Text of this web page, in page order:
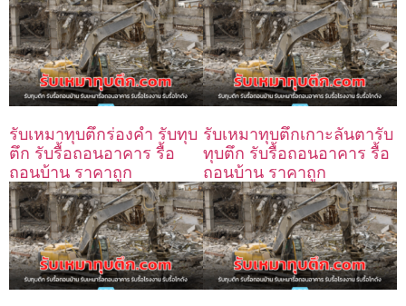
รับเหมาทุบตึกร่องคำ รับทุบ
ตึก รับรื้อถอนอาคาร รื้อ
ถอนบ้าน ราคาถูก
รับเหมาทุบตึกเกาะลันตารับ
ทุบตึก รับรื้อถอนอาคาร รื้อ
ถอนบ้าน ราคาถูก